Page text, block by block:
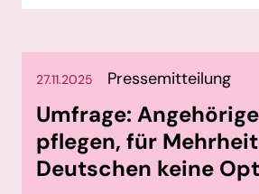
27.11.2025 Pressemitteilung
Umfrage:
pflegen, für
Deutschen keine